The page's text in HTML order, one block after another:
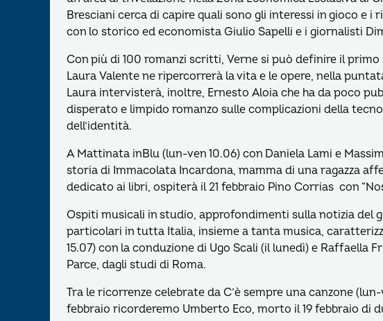
Bresciani cerca di capire quali sono gli interessi in gioco e i
con lo storico ed economista Giulio Sapelli e i giornalisti
Con più di 100 romanzi scritti, Verne si può definire il
Laura Valente ne ripercorrerà la vita e le opere, nella
Laura intervisterà, inoltre, Ernesto Aloia che ha da poco
disperato e limpido romanzo sulle complicazioni della
dell’identità.
A Mattinata inBlu (lun-ven 10.06) con Daniela Lami e
storia di Immacolata Incardona, mamma di una ragazza
dedicato ai libri, ospiterà il 21 febbraio Pino Corrias con
Ospiti musicali in studio, approfondimenti sulla notizia del
particolari in tutta Italia, insieme a tanta musica,
15.07) con la conduzione di Ugo Scali (il lunedì) e Raffaella
Parce, dagli studi di Roma.
Tra le ricorrenze celebrate da C’è sempre una canzone
febbraio ricorderemo Umberto Eco, morto il 19 febbraio di